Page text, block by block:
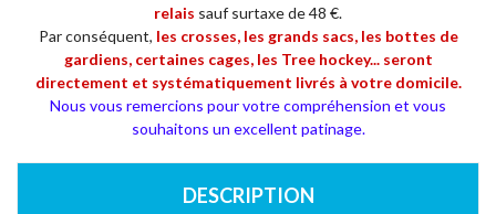
relais sauf surtaxe de 48 €.
Par conséquent, les crosses, les grands sacs, les bottes de
gardiens, certaines cages, les Tree hockey... seront
directement et systématiquement livrés à votre domicile.
Nous vous remercions pour votre compréhension et vous
souhaitons un excellent patinage.
DESCRIPTION